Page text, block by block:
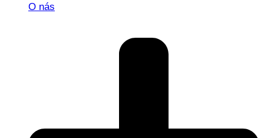
O nás